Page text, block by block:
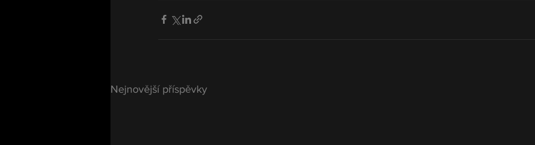
Nejnovější příspěvky